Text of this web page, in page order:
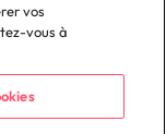
vos
vous à